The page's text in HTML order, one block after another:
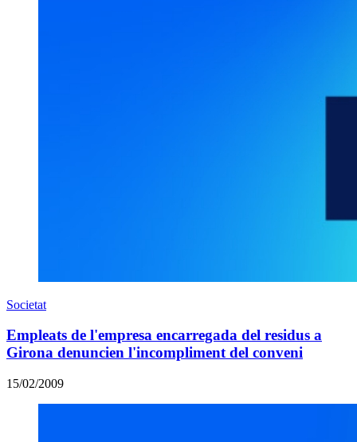
Societat
Empleats de l'empresa encarregada del residus a
Girona denuncien l'incompliment del conveni
15/02/2009